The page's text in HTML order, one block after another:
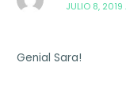
JULIO 8, 2019
Genial Sara!